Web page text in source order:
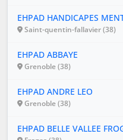
EHPAD HANDICAPES
Saint-quentin-fallavier (38)
EHPAD ABBAYE
Grenoble (38)
EHPAD ANDRE LEO
Grenoble (38)
EHPAD BELLE VALLEE